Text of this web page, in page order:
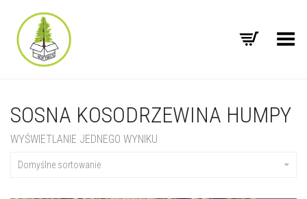
Toggle Menu
SOSNA KOSODRZEWINA HUMPY
WYŚWIETLANIE JEDNEGO WYNIKU
Domyślne sortowanie